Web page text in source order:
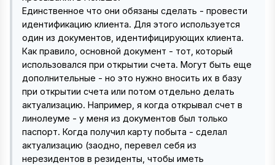
Единственное что они обязаны сделать - провести
идентификацию клиента. Для этого используется
один из документов, идентифицирующих клиента.
Как правило, основной документ - тот, который
использовался при открытии счета. Могут быть еще
дополнительные - но это нужно вносить их в базу
при открытии счета или потом отдельно делать
актуализацию. Например, я когда открывал счет в
линолеуме - у меня из документов был только
паспорт. Когда получил карту побыта - сделал
актуализацию (заодно, перевел себя из
нерезидентов в резиденты, чтобы иметь